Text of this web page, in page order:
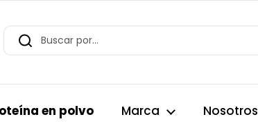
en polvo Marca Nosotros